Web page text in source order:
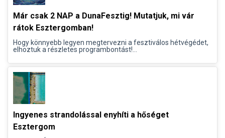
Már csak 2 NAP a DunaFesztig! Mutatjuk, mi vár
rátok Esztergomban!
Hogy könnyebb legyen megtervezni a fesztiválos hétvégédet,
elhoztuk a részletes programbontást!...
Ingyenes strandolással enyhíti a hőséget
Esztergom